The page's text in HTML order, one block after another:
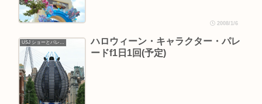
2008/1/6
ハロウィーン・キャラクター・パレ
ードf1日1回(予定)